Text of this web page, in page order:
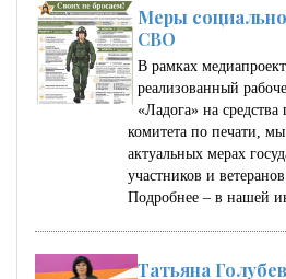
Меры
СВО
В рамках
реализованный
«Ладога» на средства
комитета по печати,
актуальных мерах
участников и
Подробнее – в нашей
Татьяна